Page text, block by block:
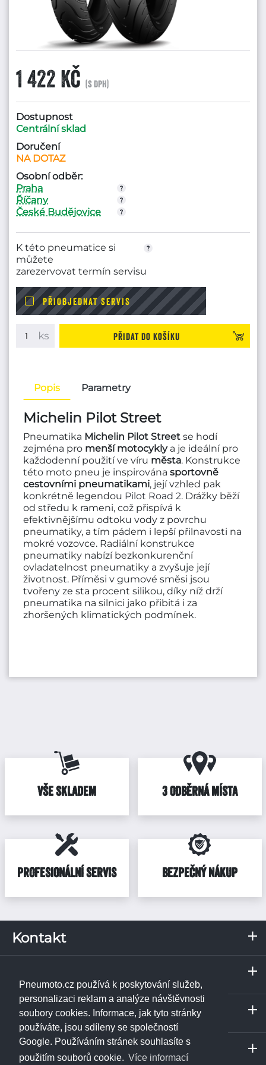
Pneumoto.cz používá k poskytování služeb,
personalizaci reklam a analýze návštěvnosti
soubory cookies. Informace, jak tyto stránky
používáte, jsou sdíleny se společností
Google. Používáním stránek souhlasíte s
použitím souborů cookie. Více informací
1 422 Kč (s DPH)
Dostupnost
Centrální sklad
Doručení
NA DOTAZ
Osobní odběr:
Praha
Říčany
České Budějovice
K této pneumatice si
můžete
zarezervovat termín servisu
PŘIOBJEDNAT SERVIS
Přidat do košíku
Popis Parametry
Michelin Pilot Street
Pneumatika Michelin Pilot Street se hodí
zejména pro menší motocyklya je ideální pro
každodenní použití ve víru města. Konstrukce
této moto pneu je inspirována sportovně
cestovními pneumatikami, její vzhled pak
konkrétně legendou Pilot Road 2. Drážky běží
od středu k rameni, což přispívá k
efektivnějšímu odtoku vody z povrchu
pneumatiky, a tím pádem i lepší přilnavosti na
mokré vozovce. Radiální konstrukce
pneumatiky nabízí bezkonkurenční
ovladatelnost pneumatiky a zvyšuje její
životnost. Příměsi v gumové směsi jsou
tvořeny ze sta procent silikou, díky níž drží
pneumatika na silnici jako přibitá i za
zhoršených klimatických podmínek.
VŠE SKLADEM 3 ODBĚRNÁ MÍSTA
PROFESIONÁLNÍ SERVIS BEZPEČNÝ NÁKUP
Kontakt
373 67Borek u Českých Budějovic
IČ: 02531348
DIČ: CZ02531348
Tel.:+420 774 740 708
info@pneumoto.cz
Praha
Janpet - pneuservis
Libušská 230/74
142 00 Praha 4 - Libuš
ukázat na mapě
Tel.:+420 773 471 156
Servis a odběrné místo
České Budějovice
RKN, s.r.o. - pneuservis
Pražská 287
373 67 Borek u Českých Budějovic
Servis a odběrné místo
Říčany